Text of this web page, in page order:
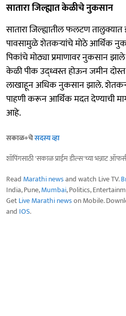
सातारा जिल्ह्यात केळीचे नुकसान
सातारा जिल्ह्यातील फलटण तालुक्यात
पावसामुळे शेतकऱ्यांचे मोठे आर्थिक
पिकांचे मोठ्या प्रमाणावर नुकसान
केळी पीक उद्ध्वस्त होऊन जमीन
लाखाहून अधिक नुकसान झाले.
पाहणी करून आर्थिक मदत देण्याची
आहे.
सकाळ+चेसदस्य व्हा
शॉपिंगसाठी 'सकाळ प्राईम डील्स'च्या भन्नाट
Read Marathi newsand watch Live TV.
India, Pune,Mumbai, Politics,
GetLive Marathi newson Mobile.
and IOS.